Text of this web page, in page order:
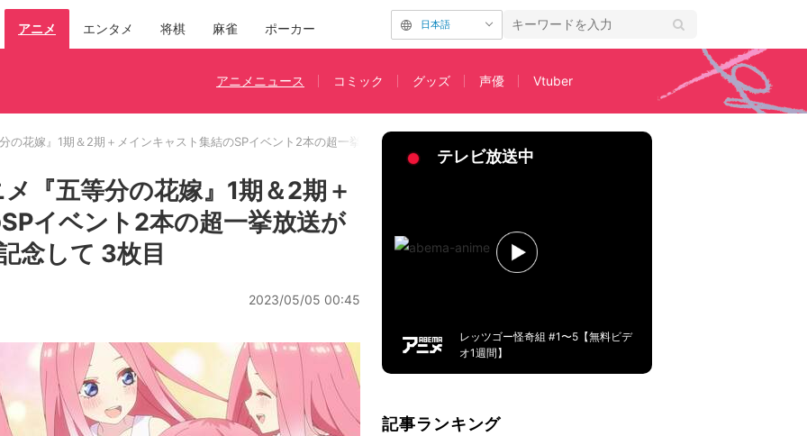
アニメ エンタメ 将棋 麻雀 ポーカー 日本語
アニメニュース コミック グッズ 声優 Vtuber
の花嫁』1期＆2期＋メインキャスト集結のSPイベント2本の超一挙放送が決定！五つ子誕生日を記念して
『五等分の花嫁』1期＆2期＋
イベント2本の超一挙放送が
念して 3枚目
2023/05/05 00:45
テレビ放送中
レッツゴー怪奇組 #1〜5【無料ビデ
オ1週間】
記事ランキング